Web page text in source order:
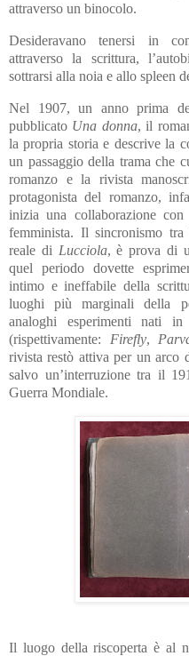
attraverso un binocolo.
Desideravano tenersi in
attraverso la scrittura,
sottrarsi alla noia e allo spleen
Nel 1907, un anno prima
pubblicato Una donna, il
la propria storia e descrive la
un passaggio della trama che
romanzo e la rivista
protagonista del romanzo,
inizia una collaborazione con
femminista. Il sincronismo
reale di Lucciola, è prova di
quel periodo dovette
intimo e ineffabile della
luoghi più marginali della
analoghi esperimenti nati
(rispettivamente: Firefly,
rivista restò attiva per un arco
salvo un’interruzione tra il
Guerra Mondiale.
Il luogo della riscoperta è al